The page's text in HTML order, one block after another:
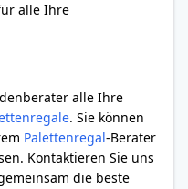
alle Ihre
alle Ihre
. Sie können
Palettenregal-Berater
Kontaktieren Sie uns
die beste